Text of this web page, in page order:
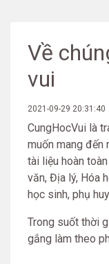
Về
vui
2021-09-29 20:31:40
CungHocVui là
muốn mang đến
tài liệu hoàn
văn, Địa lý, Hóa
học sinh, phụ
Trong suốt thời
gắng làm theo